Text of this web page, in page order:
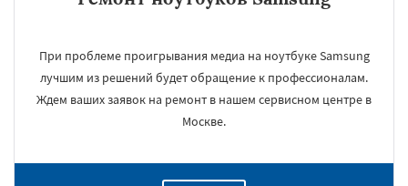
При проблеме проигрывания медиа на ноутбуке Samsung
лучшим из решений будет обращение к профессионалам.
Ждем ваших заявок на ремонт в нашем сервисном центре в
Москве.